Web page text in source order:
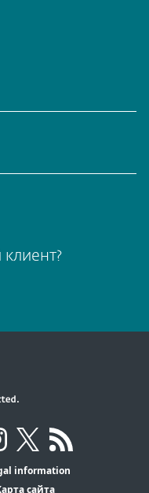
information
сайта